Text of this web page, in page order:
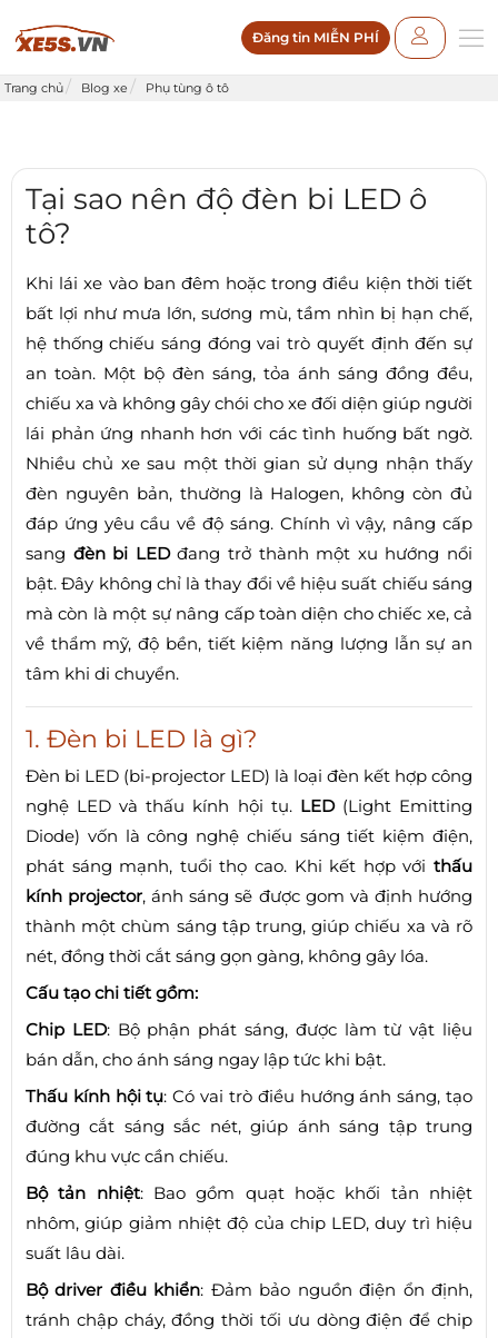
Đăng tin MIỄN PHÍ
Trang chủ Blog xe Phụ tùng ô tô
Tại sao nên độ đèn bi LED ô
tô?
Khi lái xe vào ban đêm hoặc trong điều kiện thời tiết
bất lợi như mưa lớn, sương mù, tầm nhìn bị hạn chế,
hệ thống chiếu sáng đóng vai trò quyết định đến sự
an toàn. Một bộ đèn sáng, tỏa ánh sáng đồng đều,
chiếu xa và không gây chói cho xe đối diện giúp người
lái phản ứng nhanh hơn với các tình huống bất ngờ.
Nhiều chủ xe sau một thời gian sử dụng nhận thấy
đèn nguyên bản, thường là Halogen, không còn đủ
đáp ứng yêu cầu về độ sáng. Chính vì vậy, nâng cấp
sang đèn bi LEDđang trở thành một xu hướng nổi
bật. Đây không chỉ là thay đổi về hiệu suất chiếu sáng
mà còn là một sự nâng cấp toàn diện cho chiếc xe, cả
về thẩm mỹ, độ bền, tiết kiệm năng lượng lẫn sự an
tâm khi di chuyển.
1. Đèn bi LED là gì?
Đèn bi LED (bi-projector LED) là loại đèn kết hợp công
nghệ LED và thấu kính hội tụ. LED(Light Emitting
Diode) vốn là công nghệ chiếu sáng tiết kiệm điện,
phát sáng mạnh, tuổi thọ cao. Khi kết hợp với thấu
kính projector, ánh sáng sẽ được gom và định hướng
thành một chùm sáng tập trung, giúp chiếu xa và rõ
nét, đồng thời cắt sáng gọn gàng, không gây lóa.
Cấu tạo chi tiết gồm:
Chip LED: Bộ phận phát sáng, được làm từ vật liệu
bán dẫn, cho ánh sáng ngay lập tức khi bật.
Thấu kính hội tụ: Có vai trò điều hướng ánh sáng, tạo
đường cắt sáng sắc nét, giúp ánh sáng tập trung
đúng khu vực cần chiếu.
Bộ tản nhiệt: Bao gồm quạt hoặc khối tản nhiệt
nhôm, giúp giảm nhiệt độ của chip LED, duy trì hiệu
suất lâu dài.
Bộ driver điều khiển: Đảm bảo nguồn điện ổn định,
tránh chập cháy, đồng thời tối ưu dòng điện để chip